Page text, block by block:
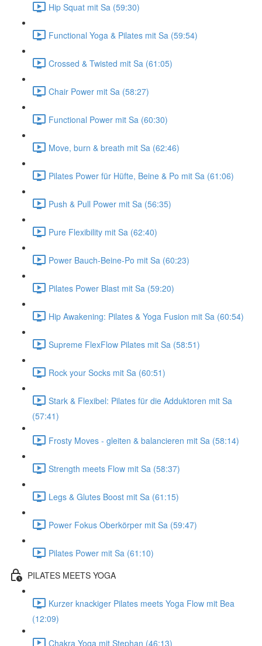
Hip Squat mit Sa (59:30)
Functional Yoga & Pilates mit Sa (59:54)
Crossed & Twisted mit Sa (61:05)
Chair Power mit Sa (58:27)
Functional Power mit Sa (60:30)
Move, burn & breath mit Sa (62:46)
Pilates Power für Hüfte, Beine & Po mit Sa (61:06)
Push & Pull Power mit Sa (56:35)
Pure Flexibility mit Sa (62:40)
Power Bauch-Beine-Po mit Sa (60:23)
Pilates Power Blast mit Sa (59:20)
Hip Awakening: Pilates & Yoga Fusion mit Sa (60:54)
Supreme FlexFlow Pilates mit Sa (58:51)
Rock your Socks mit Sa (60:51)
Stark & Flexibel: Pilates für die Adduktoren mit Sa
(57:41)
Frosty Moves - gleiten & balancieren mit Sa (58:14)
Strength meets Flow mit Sa (58:37)
Legs & Glutes Boost mit Sa (61:15)
Power Fokus Oberkörper mit Sa (59:47)
Pilates Power mit Sa (61:10)
PILATES MEETS YOGA
Kurzer knackiger Pilates meets Yoga Flow mit Bea
(12:09)
Chakra Yoga mit Stephan (46:13)